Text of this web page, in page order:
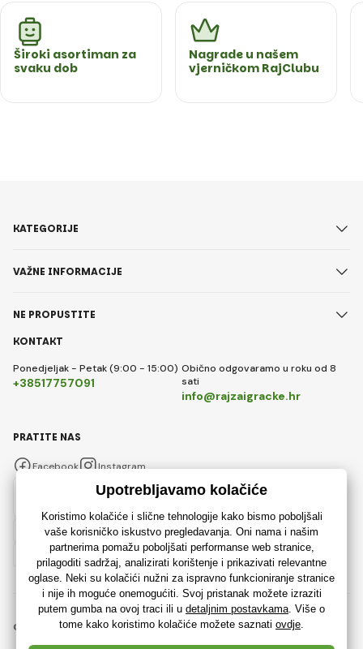
Široki asortiman za
svaku dob
Nagrade u našem
vjerničkom RajClubu
KONTAKT
Ponedjeljak - Petak (9:00 - 15:00)
+38517757091
Obično odgovaramo u roku od 8
sati
info@rajzaigracke.hr
KATEGORIJE
VAŽNE INFORMACIJE
NE PROPUSTITE
PRATITE NAS
Facebook Instagram
© 2018 - 2026 Rajzaigracke.hr, Sva prava pridržana